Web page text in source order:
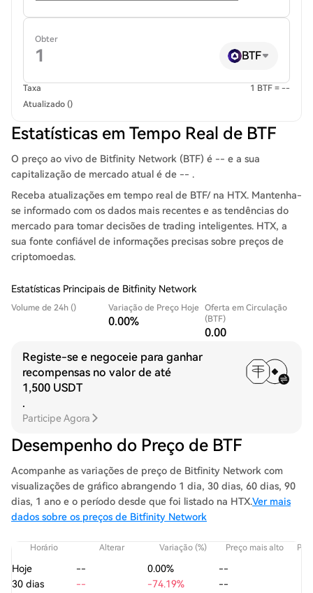
Obter
BTF
Taxa
1 BTF = --
Atualizado ()
Estatísticas em Tempo Real de BTF
O preço ao vivo de Bitfinity Network (BTF) é -- e a sua
capitalização de mercado atual é de -- .
Receba atualizações em tempo real de BTF/ na HTX. Mantenha-
se informado com os dados mais recentes e as tendências do
mercado para tomar decisões de trading inteligentes. HTX, a
sua fonte confiável de informações precisas sobre preços de
criptomoedas.
Estatísticas Principais de Bitfinity Network
Volume de 24h () Variação de Preço Hoje
0.00%
Oferta em Circulação
(BTF)
0.00
Registe-se e negoceie para ganhar
recompensas no valor de até
1,500 USDT
.
Participe Agora
Desempenho do Preço de BTF
Acompanhe as variações de preço de Bitfinity Network com
visualizações de gráfico abrangendo 1 dia, 30 dias, 60 dias, 90
dias, 1 ano e o período desde que foi listado na HTX.Ver mais
dados sobre os preços de Bitfinity Network
Horário Alterar Variação (%) Preço mais alto
Hoje -- 0.00%
--
30 dias
-- -74.19%
--